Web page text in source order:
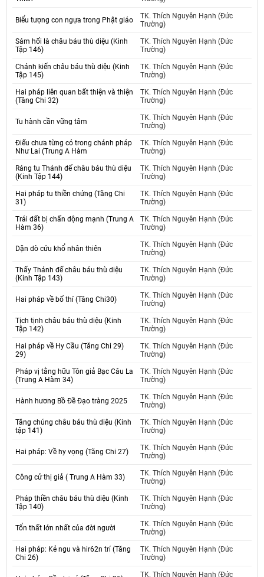
Biểu tượng con ngựa trong Phật giáo
TK. Thích Nguyên Hạnh (Đức
Trường)
Sám hối là châu báu thù diệu (Kinh
Tập 146)
TK. Thích Nguyên Hạnh (Đức
Trường)
Chánh kiến châu báu thù diệu (Kinh
Tập 145)
TK. Thích Nguyên Hạnh (Đức
Trường)
Hai pháp liên quan bất thiện và thiện
(Tăng Chi 32)
TK. Thích Nguyên Hạnh (Đức
Trường)
Tu hành cần vững tâm
TK. Thích Nguyên Hạnh (Đức
Trường)
Điếu chưa từng có trong chánh pháp
Như Lai (Trung A Hàm
TK. Thích Nguyên Hạnh (Đức
Trường)
Ráng tu Thánh đế châu báu thù diệu
(Kinh Tập 144)
TK. Thích Nguyên Hạnh (Đức
Trường)
Hai pháp tu thiền chứng (Tăng Chi
31)
TK. Thích Nguyên Hạnh (Đức
Trường)
Trái đất bị chấn động mạnh (Trung A
Hàm 36)
TK. Thích Nguyên Hạnh (Đức
Trường)
Dặn dò cứu khổ nhân thiên
TK. Thích Nguyên Hạnh (Đức
Trường)
Thấy Thánh đế châu báu thù diệu
(Kinh Tập 143)
TK. Thích Nguyên Hạnh (Đức
Trường)
Hai pháp về bố thí (Tăng Chi30)
TK. Thích Nguyên Hạnh (Đức
Trường)
Tịch tịnh châu báu thù diệu (Kinh
Tập 142)
TK. Thích Nguyên Hạnh (Đức
Trường)
Hai pháp về Hy Cầu (Tăng Chi 29)
29)
TK. Thích Nguyên Hạnh (Đức
Trường)
Pháp vị tằng hữu Tôn giả Bạc Câu La
(Trung A Hàm 34)
TK. Thích Nguyên Hạnh (Đức
Trường)
Hành hương Bồ Đề Đạo tràng 2025
TK. Thích Nguyên Hạnh (Đức
Trường)
Tăng chúng châu báu thù diệu (Kinh
tập 141)
TK. Thích Nguyên Hạnh (Đức
Trường)
Hai pháp: Về hy vọng (Tăng Chi 27)
TK. Thích Nguyên Hạnh (Đức
Trường)
Công cử thị giả ( Trung A Hàm 33)
TK. Thích Nguyên Hạnh (Đức
Trường)
Pháp thiền châu báu thù diệu (Kinh
Tập 140)
TK. Thích Nguyên Hạnh (Đức
Trường)
Tổn thất lớn nhất của đời người
TK. Thích Nguyên Hạnh (Đức
Trường)
Hai pháp: Kẻ ngu và hir62n trí (Tăng
Chi 26)
TK. Thích Nguyên Hạnh (Đức
Trường)
TK. Thích Nguyên Hạnh (Đức